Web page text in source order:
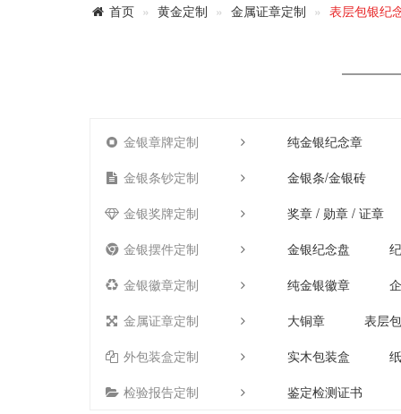
首页 黄金定制 金属证章定制 表层包银纪
金银章牌定制
纯金银纪念章
金银条钞定制
金银条/金银砖
金银奖牌定制
奖章 / 勋章 / 证章
金银摆件定制
金银纪念盘
金银徽章定制
纯金银徽章
金属证章定制
大铜章
表层
外包装盒定制
实木包装盒
检验报告定制
鉴定检测证书